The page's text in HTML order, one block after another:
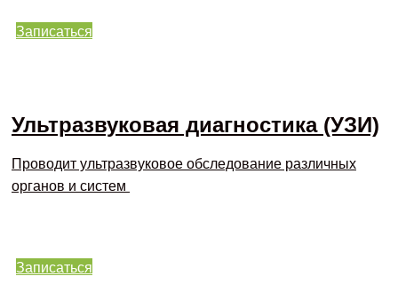
Записаться
Ультразвуковая диагностика (УЗИ)
Проводит ультразвуковое обследование различных
органов и систем
Записаться